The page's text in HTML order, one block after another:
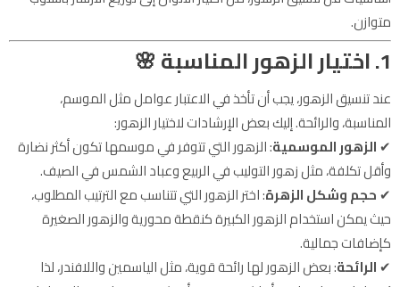
متوازن.
1. اختيار الزهور المناسبة 🌸
عند تنسيق الزهور، يجب أن تأخذ في الاعتبار عوامل مثل الموسم،
المناسبة، والرائحة. إليك بعض الإرشادات لاختيار الزهور:
✔الزهور الموسمية: الزهور التي تتوفر في موسمها تكون أكثر نضارة
وأقل تكلفة، مثل زهور التوليب في الربيع وعباد الشمس في الصيف.
✔حجم وشكل الزهرة: اختر الزهور التي تتناسب مع الترتيب المطلوب،
حيث يمكن استخدام الزهور الكبيرة كنقطة محورية والزهور الصغيرة
كإضافات جمالية.
✔الرائحة: بعض الزهور لها رائحة قوية، مثل الياسمين واللافندر، لذا